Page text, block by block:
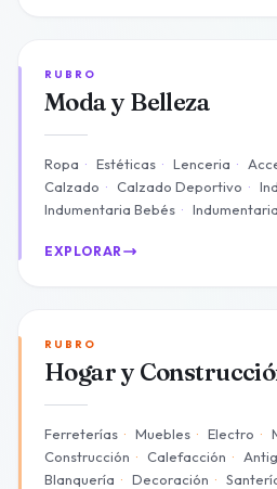
RUBRO
Moda y Belleza
Ropa · Estéticas · Lenceria ·
Calzado · Calzado Deportivo ·
Indumentaria Bebés ·
EXPLORAR
RUBRO
Hogar y
Ferreterías · Muebles · Electro ·
Construcción · Calefacción ·
Blanquería · Decoración ·